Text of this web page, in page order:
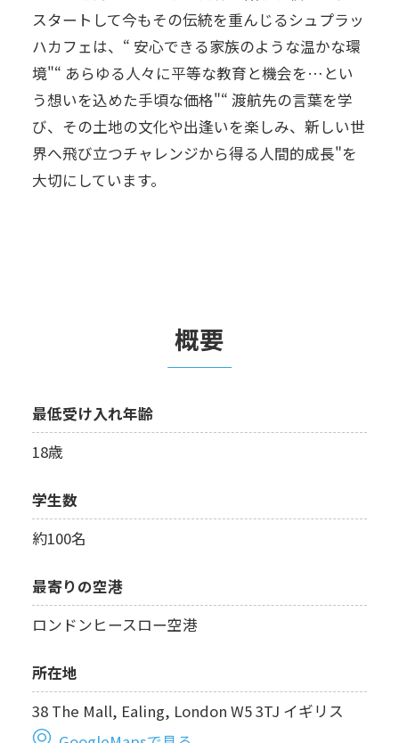
スタートして今もその伝統を重んじるシュプラッ
ハカフェは、“ 安心できる家族のような温かな環
境"“ あらゆる人々に平等な教育と機会を…とい
う想いを込めた手頃な価格"“ 渡航先の言葉を学
び、その土地の文化や出逢いを楽しみ、新しい世
界へ飛び立つチャレンジから得る人間的成長"を
大切にしています。
概要
最低受け入れ年齢
18歳
学生数
約100名
最寄りの空港
ロンドンヒースロー空港
所在地
38 The Mall, Ealing, London W5 3TJ イギリス